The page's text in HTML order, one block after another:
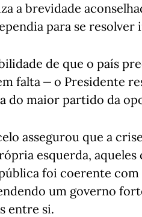
a brevidade
para se resolver
de que o país
falta ‒ o Presidente
do maior partido da
assegurou que a
esquerda, aqueles
foi coerente com
um governo
entre si.